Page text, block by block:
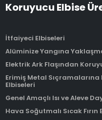
Koruyucu Elbise
İtfaiyeci Elbiseleri
Alüminize Yangına
Elektrik Ark Flaşından
Erimiş Metal Sıçramalarına
Elbiseleri
Genel Amaçlı Isı ve Aleve
Hava Soğutmalı Sıcak Fırın